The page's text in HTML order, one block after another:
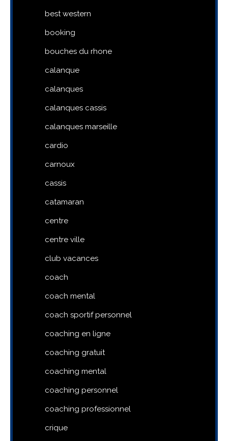
best western
booking
bouches du rhone
calanque
calanques
calanques cassis
calanques marseille
cardio
carnoux
cassis
catamaran
centre
centre ville
club vacances
coach
coach mental
coach sportif personnel
coaching en ligne
coaching gratuit
coaching mental
coaching personnel
coaching professionnel
crique